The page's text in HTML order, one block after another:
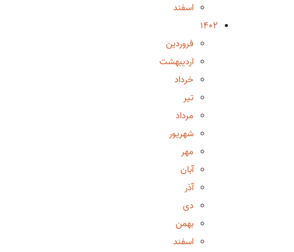
اسفند
1402
فروردین
اردیبهشت
خرداد
تیر
مرداد
شهریور
مهر
آبان
آذر
دی
بهمن
اسفند